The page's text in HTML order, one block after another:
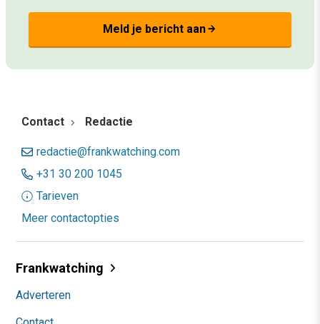
Meld je bericht aanarrow_forward
Contact Redactie
redactie@frankwatching.com
+31 30 200 1045
Tarieven
Meer contactopties
Frankwatching
Adverteren